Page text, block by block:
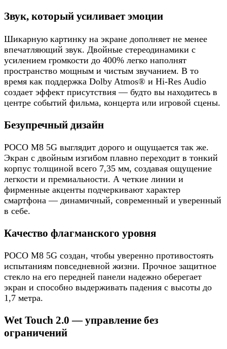
Звук, который усиливает эмоции
Шикарную картинку на экране дополняет не менее
впечатляющий звук. Двойные стереодинамики с
усилением громкости до 400% легко наполнят
пространство мощным и чистым звучанием. В то
время как поддержка Dolby Atmos® и Hi-Res Audio
создает эффект присутствия — будто вы находитесь в
центре событий фильма, концерта или игровой сцены.
Безупречный дизайн
POCO M8 5G выглядит дорого и ощущается так же.
Экран с двойным изгибом плавно переходит в тонкий
корпус толщиной всего 7,35 мм, создавая ощущение
легкости и премиальности. А четкие линии и
фирменные акценты подчеркивают характер
смартфона — динамичный, современный и уверенный
в себе.
Качество флагманского уровня
POCO M8 5G создан, чтобы уверенно противостоять
испытаниям повседневной жизни. Прочное защитное
стекло на его передней панели надежно оберегает
экран и способно выдерживать падения с высоты до
1,7 метра.
Wet Touch 2.0 — управление без
ограничений